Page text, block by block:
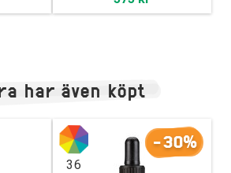
har även köpt
-30%
36